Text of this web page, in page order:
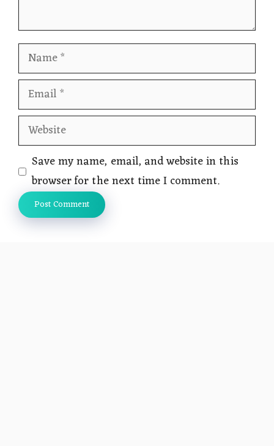
Name
Email
Website
Save my name, email, and website in this
browser for the next time I comment.